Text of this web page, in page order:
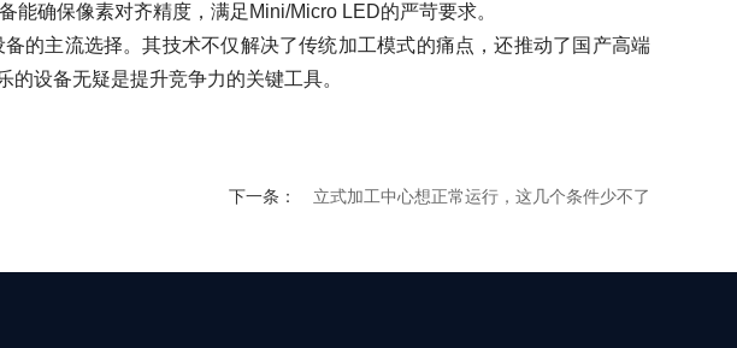
确保像素对齐精度，满足Mini/Micro LED的严苛要求。
主流选择。其技术不仅解决了传统加工模式的痛点，还推动了国产高端
设备无疑是提升竞争力的关键工具。
下一条： 立式加工中心想正常运行，这几个条件少不了